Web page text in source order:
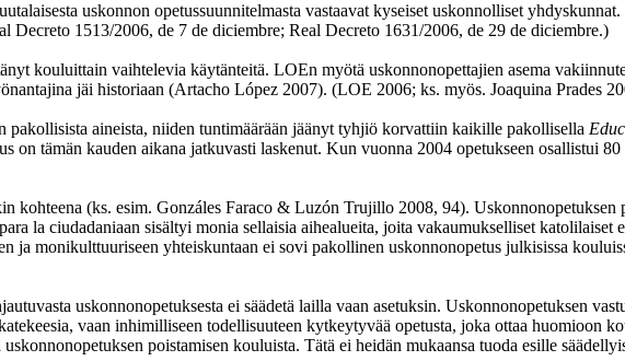
uskonnon opetussuunnitelmasta vastaavat kyseiset uskonnolliset
Decreto 1513/2006, de 7 de diciembre; Real Decreto 1631/2006, de 29 de diciembre.)
kouluittain vaihtelevia käytänteitä. LOEn myötä uskonnonopettajien asema
jäi historiaan (Artacho López 2007). (LOE 2006; ks. myös. Joaquina Prades
pakollisista aineista, niiden tuntimäärään jäänyt tyhjiö korvattiin kaikille pakollisella
on tämän kauden aikana jatkuvasti laskenut. Kun vuonna 2004 opetukseen osallistui
(ks. esim. Gonzáles Faraco & Luzón Trujillo 2008, 94). Uskonnonopetuksen
la ciudadaniaan sisältyi monia sellaisia aihealueita, joita vakaumukselliset
ja monikulttuuriseen yhteiskuntaan ei sovi pakollinen uskonnonopetus julkisissa
uskonnonopetuksesta ei säädetä lailla vaan asetuksin. Uskonnonopetuksen
vaan inhimilliseen todellisuuteen kytkeytyvää opetusta, joka ottaa huomioon
poistamisen kouluista. Tätä ei heidän mukaansa tuoda esille